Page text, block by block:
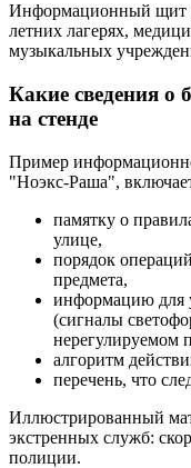
Информационный щит
летних лагерях,
музыкальных
Какие сведения о
на стенде
Пример
"Ноэкс-Раша",
памятку о
улице,
порядок
предмета,
информацию для
(сигналы
нерегулируемом
алгоритм
перечень, что
Иллюстрированный
экстренных служб:
полиции.